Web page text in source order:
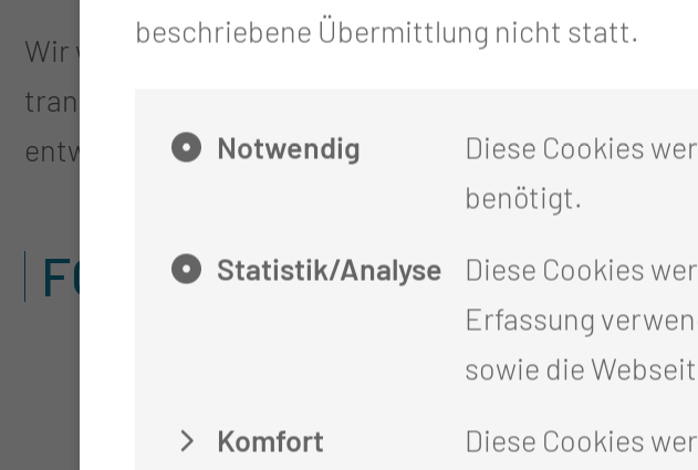
Wir wollen die Lausitz in eine innovative und
transformieren! Zusammen mit unseren Ärzten,
entwickeln wir dafür neue Wege in der Versorgung
FOKUSTHEMEN
beschriebene Übermittlung nicht statt.
Notwendig
Diese Cookies
benötigt.
Statistik/Analyse
Diese Cookies
Erfassung
sowie die
Komfort
Diese Cookies